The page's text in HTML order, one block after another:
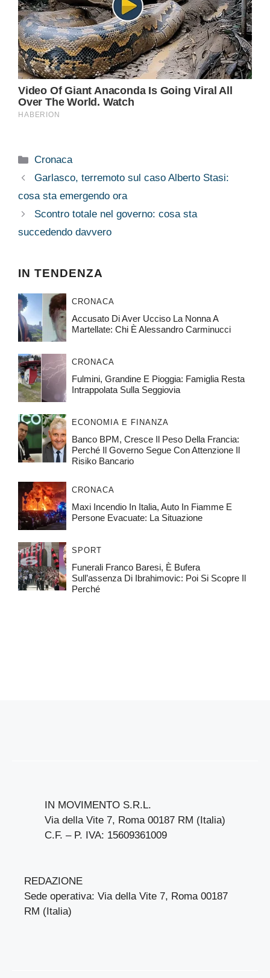
Categorie
Cronaca
Garlasco, terremoto sul caso Alberto Stasi:
cosa sta emergendo ora
Scontro totale nel governo: cosa sta
succedendo davvero
IN TENDENZA
CRONACA
Accusato Di Aver Ucciso La Nonna A
Martellate: Chi È Alessandro Carminucci
CRONACA
Fulmini, Grandine E Pioggia: Famiglia Resta
Intrappolata Sulla Seggiovia
ECONOMIA E FINANZA
Banco BPM, Cresce Il Peso Della Francia:
Perché Il Governo Segue Con Attenzione Il
Risiko Bancario
CRONACA
Maxi Incendio In Italia, Auto In Fiamme E
Persone Evacuate: La Situazione
SPORT
Funerali Franco Baresi, È Bufera
Sull’assenza Di Ibrahimovic: Poi Si Scopre Il
Perché
IN MOVIMENTO S.R.L.
Via della Vite 7, Roma 00187 RM (Italia)
C.F. – P. IVA: 15609361009
REDAZIONE
Sede operativa: Via della Vite 7, Roma 00187
RM (Italia)